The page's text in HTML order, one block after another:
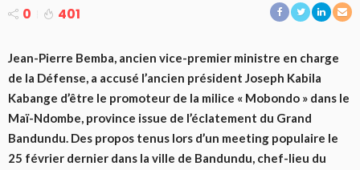
0 401
Jean-Pierre Bemba, ancien vice-premier ministre en charge
de la Défense, a accusé l’ancien président Joseph Kabila
Kabange d’être le promoteur de la milice « Mobondo » dans le
Maï-Ndombe, province issue de l’éclatement du Grand
Bandundu. Des propos tenus lors d’un meeting populaire le
25 février dernier dans la ville de Bandundu, chef-lieu du